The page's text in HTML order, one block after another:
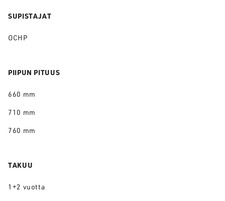
SUPISTAJAT
OCHP
PIIPUN PITUUS
660 mm
710 mm
760 mm
TAKUU
1+2 vuotta